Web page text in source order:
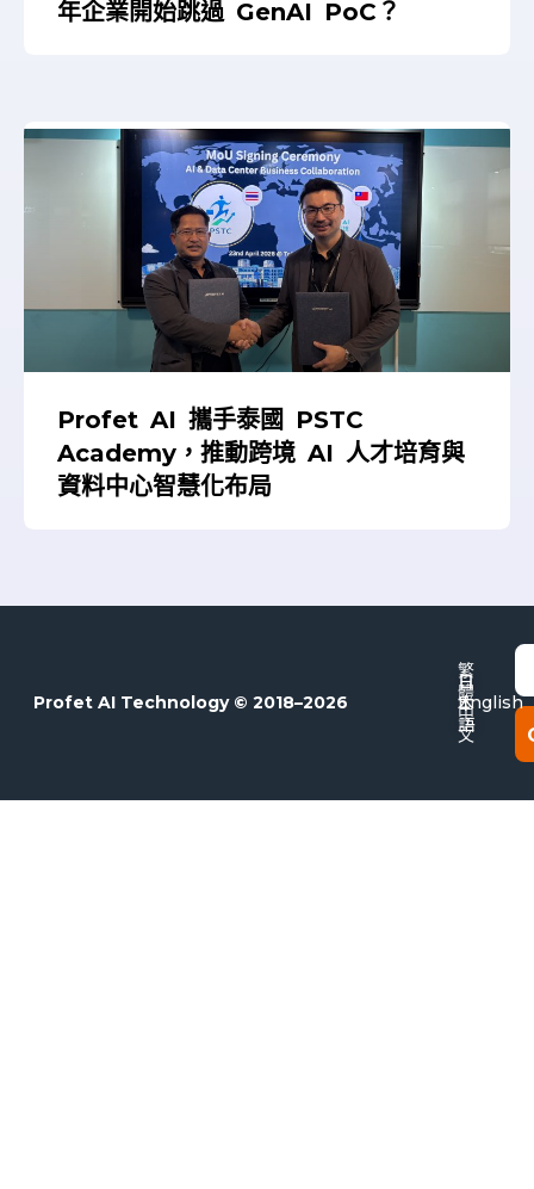
年企業開始跳過 GenAI PoC？
Profet AI 攜手泰國 PSTC
Academy，推動跨境 AI 人才培育與
資料中心智慧化布局
English
繁
體
中
文
日
本
語
Profet AI Technology © 2018–2026